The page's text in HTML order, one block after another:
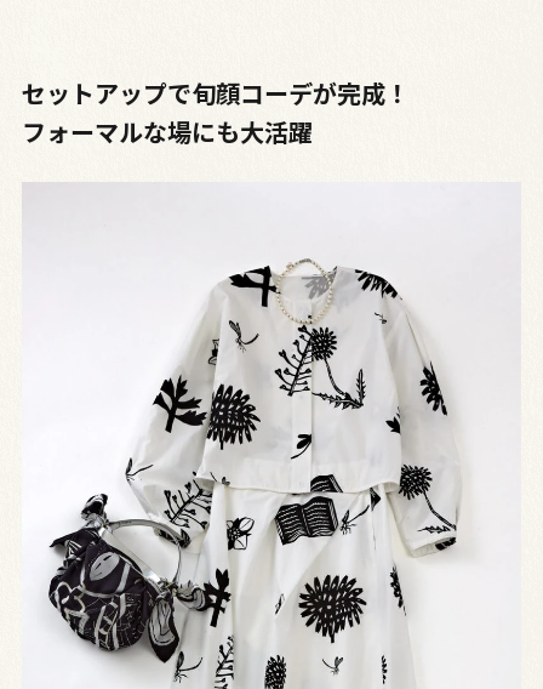
セットアップで旬顔コーデが完成！
フォーマルな場にも大活躍